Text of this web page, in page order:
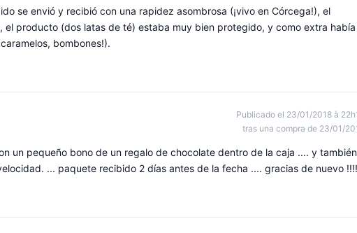
se envió y recibió con una rapidez asombrosa (¡vivo en Córcega!), el
el producto (dos latas de té) estaba muy bien protegido, y como extra había
bombones!).
Publicado el 23/01/2018 à
tras una compra de 23/01/
un pequeño bono de un regalo de chocolate dentro de la caja .... y también
... paquete recibido 2 días antes de la fecha .... gracias de nuevo